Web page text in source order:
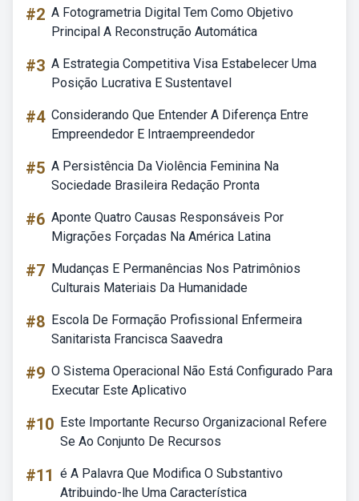
#2 A Fotogrametria Digital Tem Como Objetivo
Principal A Reconstrução Automática
#3 A Estrategia Competitiva Visa Estabelecer Uma
Posição Lucrativa E Sustentavel
#4 Considerando Que Entender A Diferença Entre
Empreendedor E Intraempreendedor
#5 A Persistência Da Violência Feminina Na
Sociedade Brasileira Redação Pronta
#6 Aponte Quatro Causas Responsáveis Por
Migrações Forçadas Na América Latina
#7 Mudanças E Permanências Nos Patrimônios
Culturais Materiais Da Humanidade
#8 Escola De Formação Profissional Enfermeira
Sanitarista Francisca Saavedra
#9 O Sistema Operacional Não Está Configurado Para
Executar Este Aplicativo
#10 Este Importante Recurso Organizacional Refere
Se Ao Conjunto De Recursos
#11 é A Palavra Que Modifica O Substantivo
Atribuindo-lhe Uma Característica